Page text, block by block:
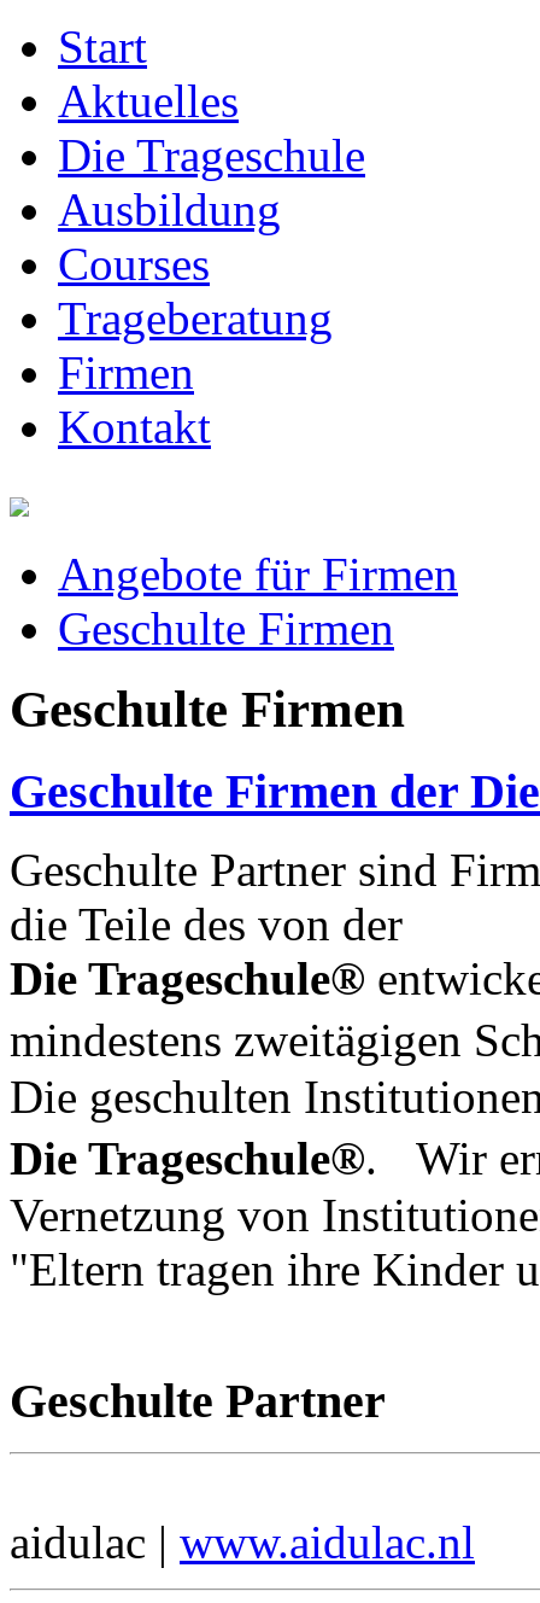
Start
Aktuelles
Die Trageschule
Ausbildung
Courses
Trageberatung
Firmen
Kontakt
Angebote für Firmen
Geschulte Firmen
Geschulte Firmen
Geschulte Firmen der
Geschulte Partner sind
die Teile des von der
Die Trageschule®
mindestens zweitägigen
Die geschulten
Die Trageschule®. Wir
Vernetzung von
"Eltern tragen ihre Kinder
Geschulte Partner
aidulac | www.aidulac.nl